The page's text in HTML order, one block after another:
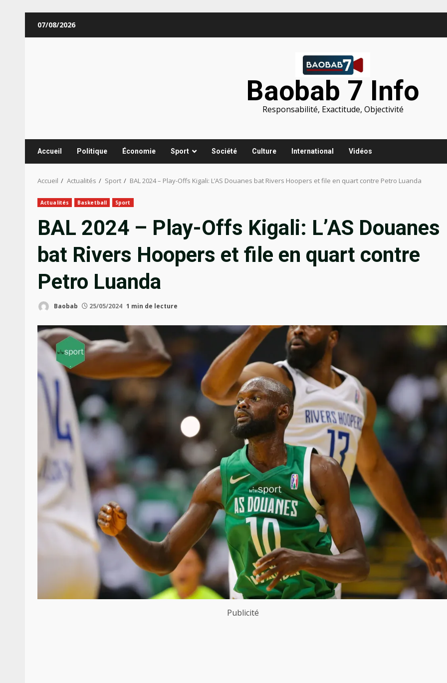
07/08/2026
Baobab 7 Info
Responsabilité, Exactitude, Objectivité
Accueil Politique Économie Sport Société Culture International Vidéos
Accueil Actualités Sport BAL 2024 – Play-Offs Kigali: L’AS Douanes bat Rivers Hoopers et file en quart contre Petro Luanda
Actualités Basketball Sport
BAL 2024 – Play-Offs Kigali: L’AS Douanes
bat Rivers Hoopers et file en quart contre
Petro Luanda
Baobab 25/05/2024 1 min de lecture
Publicité